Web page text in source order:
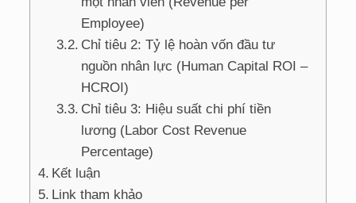
Employee)
Chỉ tiêu 2: Tỷ lệ hoàn vốn đầu tư
nguồn nhân lực (Human Capital ROI –
HCROI)
Chỉ tiêu 3: Hiệu suất chi phí tiền
lương (Labor Cost Revenue
Percentage)
Kết luận
Link tham khảo